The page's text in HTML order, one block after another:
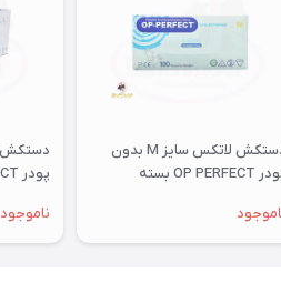
دستکش لاتکس سایز M بدون
پودر OP PERFECT بسته
ناموجود